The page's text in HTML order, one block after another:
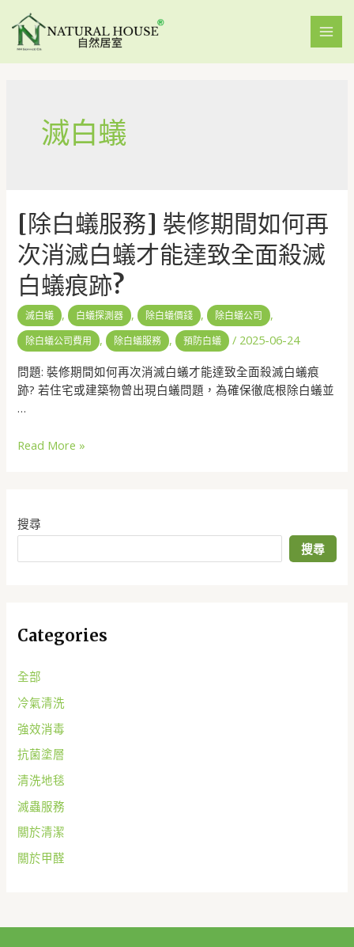
搜尋
搜尋
Categories
全部
冷氣清洗
強效消毒
抗菌塗層
清洗地毯
滅蟲服務
關於清潔
關於甲醛
滅白蟻
[除白蟻服務] 裝修期間如何再
次消滅白蟻才能達致全面殺滅
白蟻痕跡?
滅白蟻 , 白蟻探測器 , 除白蟻價錢 , 除白蟻公司 ,
除白蟻公司費用 , 除白蟻服務 , 預防白蟻 / 2025-06-24
問題: 裝修期間如何再次消滅白蟻才能達致全面殺滅白蟻痕
跡? 若住宅或建築物曾出現白蟻問題，為確保徹底根除白蟻並
…
Read More »